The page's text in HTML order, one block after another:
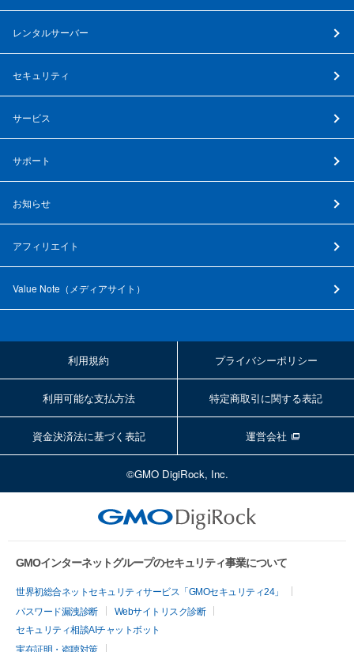
レンタルサーバー
セキュリティ
サービス
サポート
お知らせ
アフィリエイト
Value Note（ メディアサイト ）
利用規約 プライバシーポリシー
利用可能な支払方法 特定商取引に関する表記
資金決済法に基づく表記 運営会社
©GMO DigiRock, Inc.
GMOインターネットグループのセキュリティ事業について
世界初総合ネットセキュリティサービス「GMOセキュリティ24」
パスワード漏洩診断
Webサイトリスク診断
セキュリティ相談AIチャットボット
実在証明・盗聴対策